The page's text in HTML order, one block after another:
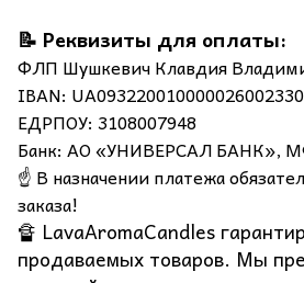
📝 Реквизиты для оплаты:
ФЛП Шушкевич Клавдия
IBAN:
ЕДРПОУ: 3108007948
Банк: АО «УНИВЕРСАЛ БАНК»,
☝️ В назначении платежа
заказа!
🔏 LavaAromaCandles
продаваемых товаров. Мы